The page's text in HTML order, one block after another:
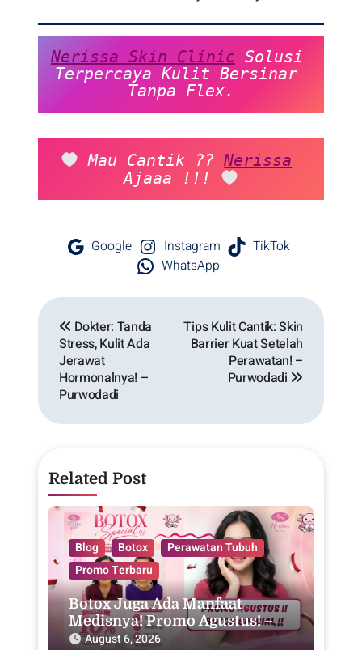
Nerissa Skin Clinic Solusi
Terpercaya Kulit Bersinar
Tanpa Flex.
Mau Cantik ?? Nerissa
Ajaaa !!!
Google Instagram
TikTok
WhatsApp
Dokter: Tanda
Stress, Kulit Ada
Jerawat
Hormonalnya! –
Purwodadi
Tips Kulit Cantik: Skin
Barrier Kuat Setelah
Perawatan! –
Purwodadi
Related Post
Blog Botox
Perawatan Tubuh
Promo Terbaru
Botox Juga Ada Manfaat
Medisnya! Promo Agustus! –
Purwodadi
August 6, 2026